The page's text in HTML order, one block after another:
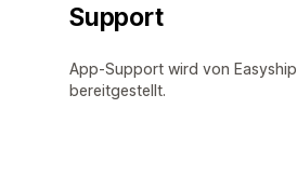
Support
App-Support wird von Easyship
bereitgestellt.